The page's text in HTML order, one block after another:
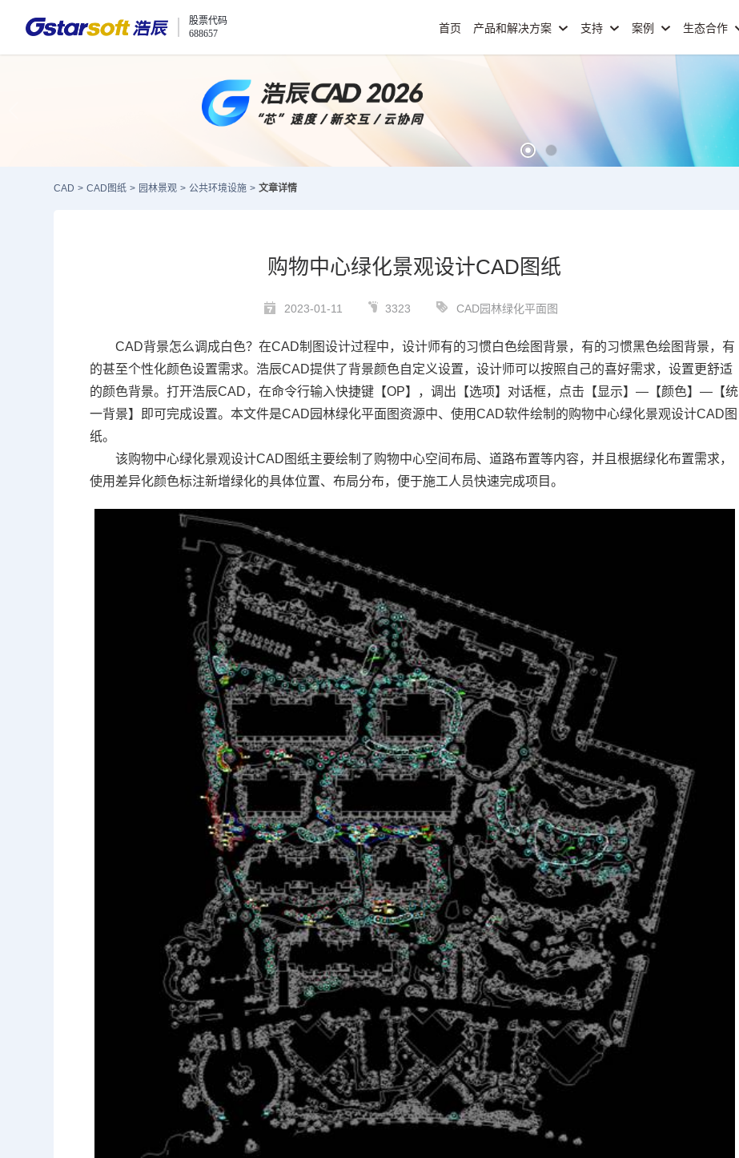
股票代码
688657
首页 产品和解决方案 支持 案例 生态合作
CAD > CAD图纸 > 园林景观 > 公共环境设施 > 文章详情
购物中心绿化景观设计CAD图纸
2023-01-11 3323 CAD园林绿化平面图
CAD背景怎么调成白色？在CAD制图设计过程中，设计师有的习惯白色绘图背景，有的习惯黑色绘图背景，有
的甚至个性化颜色设置需求。浩辰CAD提供了背景颜色自定义设置，设计师可以按照自己的喜好需求，设置更舒适
的颜色背景。打开浩辰CAD，在命令行输入快捷键【OP】，调出【选项】对话框，点击【显示】—【颜色】—【统
一背景】即可完成设置。本文件是CAD园林绿化平面图资源中、使用CAD软件绘制的购物中心绿化景观设计CAD图
纸。
该购物中心绿化景观设计CAD图纸主要绘制了购物中心空间布局、道路布置等内容，并且根据绿化布置需求，
使用差异化颜色标注新增绿化的具体位置、布局分布，便于施工人员快速完成项目。